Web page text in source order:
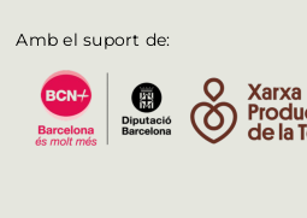
Amb el suport de: